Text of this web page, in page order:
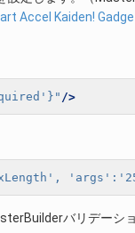
Accel Kaiden!
/>
バリデーシ